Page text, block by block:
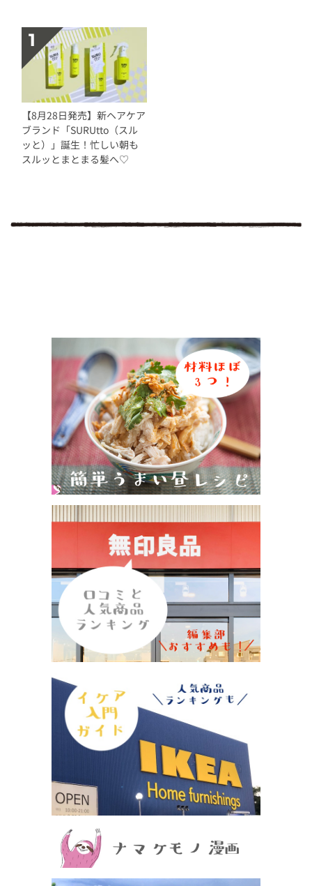
【8月28日発売】新ヘアケア
ブランド「SURUtto（スル
ッと）」誕生！忙しい朝も
スルッとまとまる髪へ♡